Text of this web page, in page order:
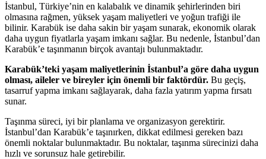
İstanbul, Türkiye’nin en kalabalık ve dinamik şehirlerinden biri
olmasına rağmen, yüksek yaşam maliyetleri ve yoğun trafiği ile
bilinir. Karabük ise daha sakin bir yaşam sunarak, ekonomik olarak
daha uygun fiyatlarla yaşam imkanı sağlar. Bu nedenle, İstanbul’dan
Karabük’e taşınmanın birçok avantajı bulunmaktadır.
Karabük’teki yaşam maliyetlerinin İstanbul’a göre daha uygun
olması, aileler ve bireyler için önemli bir faktördür. Bu geçiş,
tasarruf yapma imkanı sağlayarak, daha fazla yatırım yapma fırsatı
sunar.
Taşınma süreci, iyi bir planlama ve organizasyon gerektirir.
İstanbul’dan Karabük’e taşınırken, dikkat edilmesi gereken bazı
önemli noktalar bulunmaktadır. Bu noktalar, taşınma sürecinizi daha
hızlı ve sorunsuz hale getirebilir.